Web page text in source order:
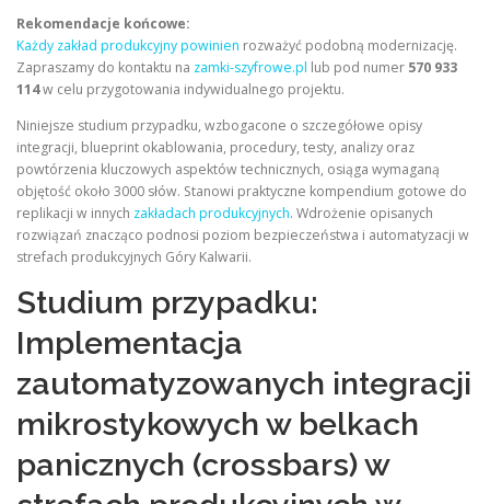
Rekomendacje końcowe:
Każdy zakład produkcyjny powinien rozważyć podobną modernizację.
Zapraszamy do kontaktu na zamki-szyfrowe.pl lub pod numer 570 933
114w celu przygotowania indywidualnego projektu.
Niniejsze studium przypadku, wzbogacone o szczegółowe opisy
integracji, blueprint okablowania, procedury, testy, analizy oraz
powtórzenia kluczowych aspektów technicznych, osiąga wymaganą
objętość około 3000 słów. Stanowi praktyczne kompendium gotowe do
replikacji w innych zakładach produkcyjnych. Wdrożenie opisanych
rozwiązań znacząco podnosi poziom bezpieczeństwa i automatyzacji w
strefach produkcyjnych Góry Kalwarii.
Studium przypadku:
Implementacja
zautomatyzowanych integracji
mikrostykowych w belkach
panicznych (crossbars) w